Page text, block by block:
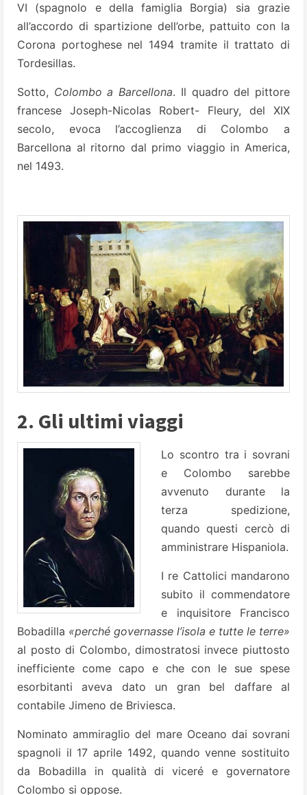
VI (spagnolo e della famiglia Borgia) sia grazie
all’accordo di spartizione dell’orbe, pattuito con la
Corona portoghese nel 1494 tramite il trattato di
Tordesillas.
Sotto, Colombo a Barcellona. Il quadro del pittore
francese Joseph-Nicolas Robert- Fleury, del XIX
secolo, evoca l’accoglienza di Colombo a
Barcellona al ritorno dal primo viaggio in America,
nel 1493.
2. Gli ultimi viaggi
Lo scontro tra i sovrani
e Colombo sarebbe
avvenuto durante la
terza spedizione,
quando questi cercò di
amministrare Hispaniola.
I re Cattolici mandarono
subito il commendatore
e inquisitore Francisco
Bobadilla «perché governasse l’isola e tutte le terre»
al posto di Colombo, dimostratosi invece piuttosto
inefficiente come capo e che con le sue spese
esorbitanti aveva dato un gran bel daffare al
contabile Jimeno de Briviesca.
Nominato ammiraglio del mare Oceano dai sovrani
spagnoli il 17 aprile 1492, quando venne sostituito
da Bobadilla in qualità di viceré e governatore
Colombo si oppose.